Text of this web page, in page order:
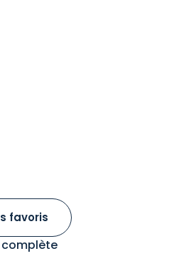
favoris